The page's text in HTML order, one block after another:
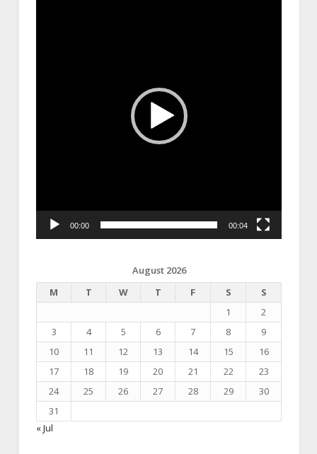
00:00 00:04
August 2026
M
T W T F S
S
1
2
3
4 5 6 7 8
9
10
11 12 13 14 15
16
17
18 19 20 21 22
23
24
25 26 27 28 29
30
31
« Jul